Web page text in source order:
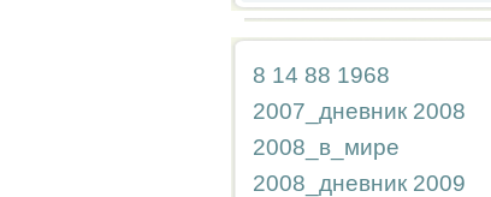
8 14 88 1968
2007_дневник 2008
2008_в_мире
2008_дневник 2009